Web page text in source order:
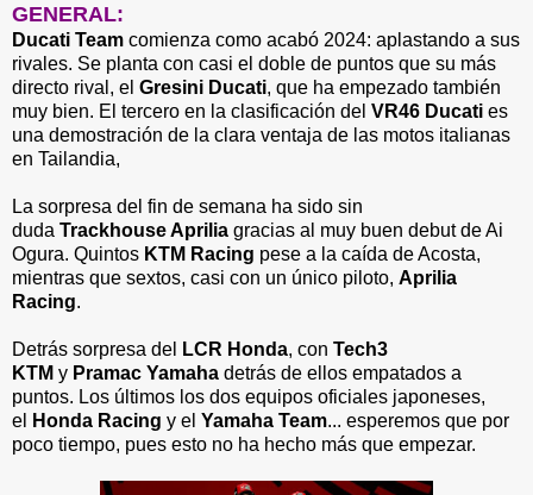
GENERAL:
Ducati Team comienza como acabó 2024: aplastando a sus
rivales. Se planta con casi el doble de puntos que su más
directo rival, el Gresini Ducati, que ha empezado también
muy bien. El tercero en la clasificación del VR46 Ducati es
una demostración de la clara ventaja de las motos italianas
en Tailandia,
La sorpresa del fin de semana ha sido sin
duda Trackhouse Aprilia gracias al muy buen debut de Ai
Ogura. Quintos KTM Racing pese a la caída de Acosta,
mientras que sextos, casi con un único piloto, Aprilia
Racing.
Detrás sorpresa del LCR Honda, con Tech3
KTM y Pramac Yamaha detrás de ellos empatados a
puntos. Los últimos los dos equipos oficiales japoneses,
el
Honda Racing y el Yamaha Team... esperemos que por
poco tiempo, pues esto no ha hecho más que empezar.